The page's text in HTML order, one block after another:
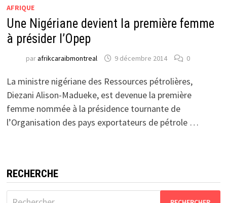
AFRIQUE
Une Nigériane devient la première femme
à présider l’Opep
parafrikcaraibmontreal 9 décembre 2014 0
La ministre nigériane des Ressources pétrolières,
Diezani Alison-Madueke, est devenue la première
femme nommée à la présidence tournante de
l’Organisation des pays exportateurs de pétrole …
RECHERCHE
Rechercher :